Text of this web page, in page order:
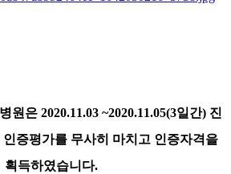
원은 2020.11.03 ~2020.11.05(3일간) 진
증평가를 무사히 마치고 인증자격을
획득하였습니다.